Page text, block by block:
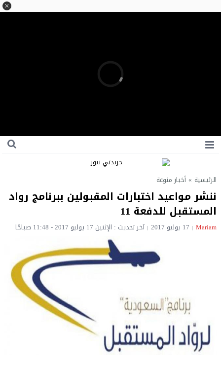
الرئيسية » أخبار منوعة
ننشر مواعيد اختبارات المقبولين ببرنامج رواد
المستقبل للدفعة 11
Mariam 17 يوليو 2017 آخر تحديث : الإثنين 17 يوليو 2017 - 11:48 صباحًا